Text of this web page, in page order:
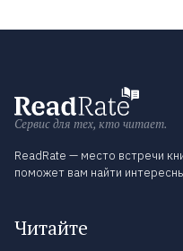
Сервис для тех, кто читает.
ReadRate — место встречи
поможет вам найти
Читайте